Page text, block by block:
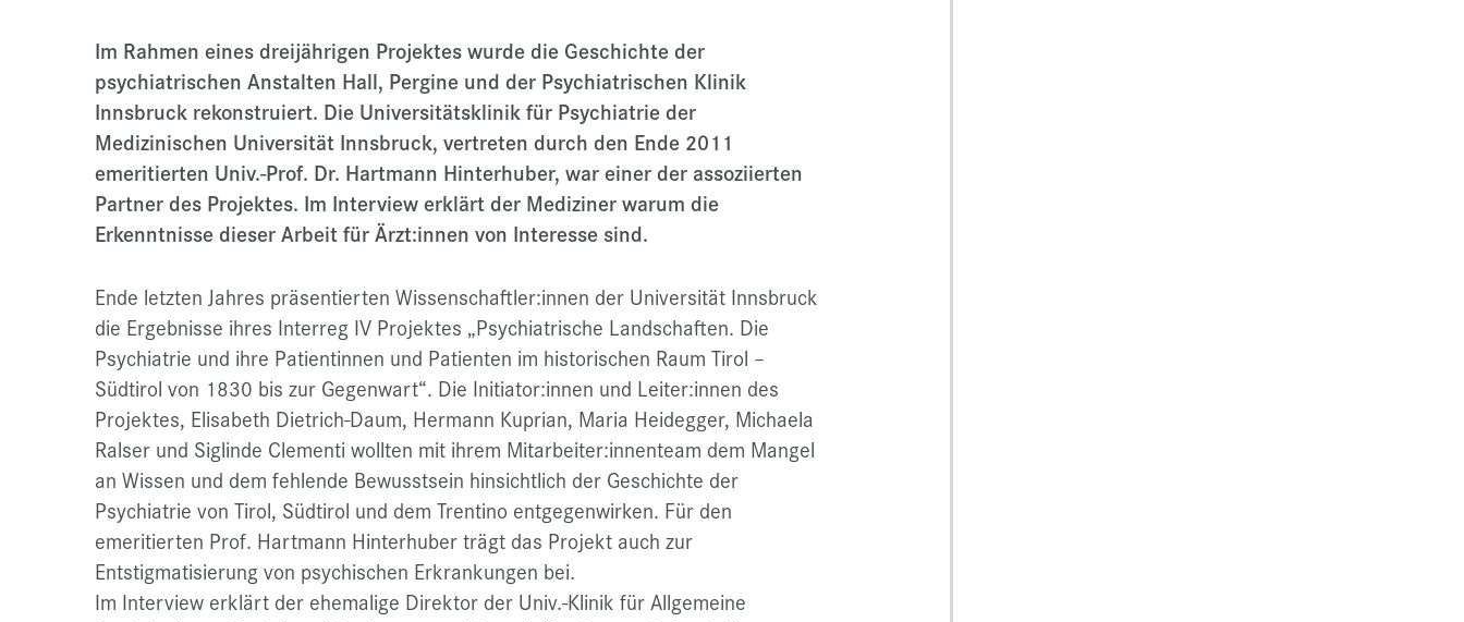
Im Rahmen eines dreijährigen Projektes wurde die Geschichte der
psychiatrischen Anstalten Hall, Pergine und der Psychiatrischen Klinik
Innsbruck rekonstruiert. Die Universitätsklinik für Psychiatrie der
Medizinischen Universität Innsbruck, vertreten durch den Ende 2011
emeritierten Univ.-Prof. Dr. Hartmann Hinterhuber, war einer der assoziierten
Partner des Projektes. Im Interview erklärt der Mediziner warum die
Erkenntnisse dieser Arbeit für Ärzt:innen von Interesse sind.
Ende letzten Jahres präsentierten Wissenschaftler:innen der Universität Innsbruck
die Ergebnisse ihres Interreg IV Projektes „Psychiatrische Landschaften. Die
Psychiatrie und ihre Patientinnen und Patienten im historischen Raum Tirol –
Südtirol von 1830 bis zur Gegenwart“. Die Initiator:innen und Leiter:innen des
Projektes, Elisabeth Dietrich-Daum, Hermann Kuprian, Maria Heidegger, Michaela
Ralser und Siglinde Clementi wollten mit ihrem Mitarbeiter:innenteam dem Mangel
an Wissen und dem fehlende Bewusstsein hinsichtlich der Geschichte der
Psychiatrie von Tirol, Südtirol und dem Trentino entgegenwirken. Für den
emeritierten Prof. Hartmann Hinterhuber trägt das Projekt auch zur
Entstigmatisierung von psychischen Erkrankungen bei.
Im Interview erklärt der ehemalige Direktor der Univ.-Klinik für Allgemeine